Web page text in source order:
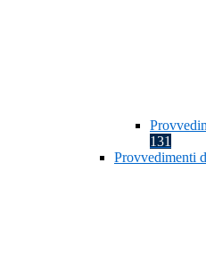
131
Provvedimenti